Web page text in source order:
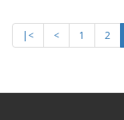
|< < 1 2